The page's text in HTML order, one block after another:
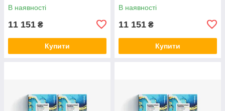
В наявності
11 151 ₴
Купити
В наявності
11 151 ₴
Купити